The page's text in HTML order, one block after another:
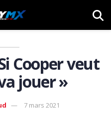
Cooper veut
jouer »
7 mars 2021